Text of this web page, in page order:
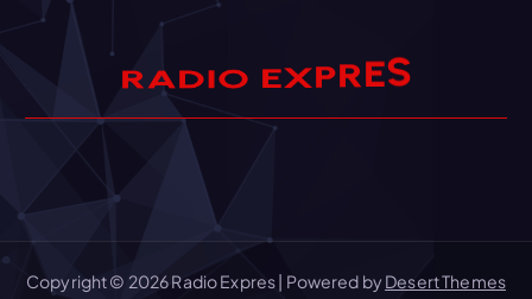
RADIO EXPRES
Copyright © 2026 Radio Expres | Powered byDesert Themes